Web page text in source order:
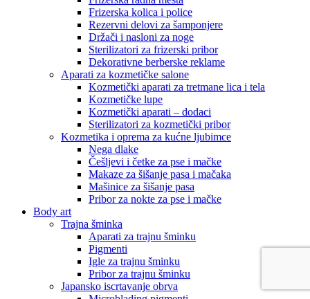
Frizerska kolica i police
Rezervni delovi za šamponjere
Držači i nasloni za noge
Sterilizatori za frizerski pribor
Dekorativne berberske reklame
Aparati za kozmetičke salone
Kozmetički aparati za tretmane lica i tela
Kozmetičke lupe
Kozmetički aparati – dodaci
Sterilizatori za kozmetički pribor
Kozmetika i oprema za kućne ljubimce
Nega dlake
Češljevi i četke za pse i mačke
Makaze za šišanje pasa i mačaka
Mašinice za šišanje pasa
Pribor za nokte za pse i mačke
Body art
Trajna šminka
Aparati za trajnu šminku
Pigmenti
Igle za trajnu šminku
Pribor za trajnu šminku
Japansko iscrtavanje obrva